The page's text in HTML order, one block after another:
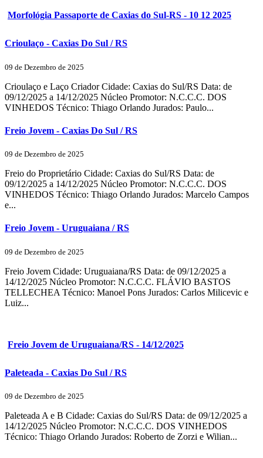
Morfológia Passaporte de Caxias do Sul-RS - 10 12 2025
Crioulaço - Caxias Do Sul / RS
09 de Dezembro de 2025
Crioulaço e Laço Criador Cidade: Caxias do Sul/RS Data: de
09/12/2025 a 14/12/2025 Núcleo Promotor: N.C.C.C. DOS
VINHEDOS Técnico: Thiago Orlando Jurados: Paulo...
Freio Jovem - Caxias Do Sul / RS
09 de Dezembro de 2025
Freio do Proprietário Cidade: Caxias do Sul/RS Data: de
09/12/2025 a 14/12/2025 Núcleo Promotor: N.C.C.C. DOS
VINHEDOS Técnico: Thiago Orlando Jurados: Marcelo Campos
e...
Freio Jovem - Uruguaiana / RS
09 de Dezembro de 2025
Freio Jovem Cidade: Uruguaiana/RS Data: de 09/12/2025 a
14/12/2025 Núcleo Promotor: N.C.C.C. FLÁVIO BASTOS
TELLECHEA Técnico: Manoel Pons Jurados: Carlos Milicevic e
Luiz...
Freio Jovem de Uruguaiana/RS - 14/12/2025
Paleteada - Caxias Do Sul / RS
09 de Dezembro de 2025
Paleteada A e B Cidade: Caxias do Sul/RS Data: de 09/12/2025 a
14/12/2025 Núcleo Promotor: N.C.C.C. DOS VINHEDOS
Técnico: Thiago Orlando Jurados: Roberto de Zorzi e Wilian...